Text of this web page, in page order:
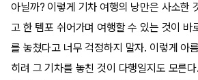
아닐까? 이렇게 기차 여행의 낭만은 사소한
고 한 템포 쉬어가며 여행할 수 있는 것이 바
를 놓쳤다고 너무 걱정하지 말자. 이렇게 아
히려 그 기차를 놓친 것이 다행일지도 모른